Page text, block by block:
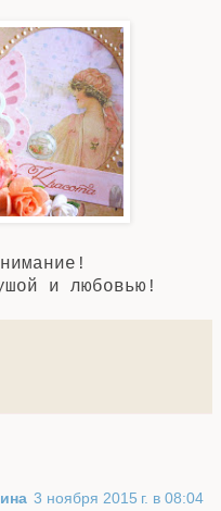
и любовью!
3 ноября 2015 г. в 08:04